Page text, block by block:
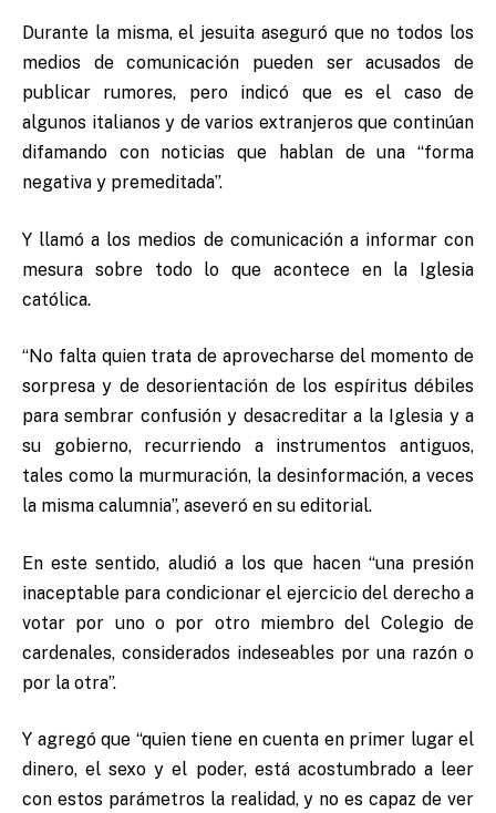
Durante la misma, el jesuita aseguró que no todos los
medios de comunicación pueden ser acusados de
publicar rumores, pero indicó que es el caso de
algunos italianos y de varios extranjeros que continúan
difamando con noticias que hablan de una “forma
negativa y premeditada”.
Y llamó a los medios de comunicación a informar con
mesura sobre todo lo que acontece en la Iglesia
católica.
“No falta quien trata de aprovecharse del momento de
sorpresa y de desorientación de los espíritus débiles
para sembrar confusión y desacreditar a la Iglesia y a
su gobierno, recurriendo a instrumentos antiguos,
tales como la murmuración, la desinformación, a veces
la misma calumnia”, aseveró en su editorial.
En este sentido, aludió a los que hacen “una presión
inaceptable para condicionar el ejercicio del derecho a
votar por uno o por otro miembro del Colegio de
cardenales, considerados indeseables por una razón o
por la otra”.
Y agregó que “quien tiene en cuenta en primer lugar el
dinero, el sexo y el poder, está acostumbrado a leer
con estos parámetros la realidad, y no es capaz de ver